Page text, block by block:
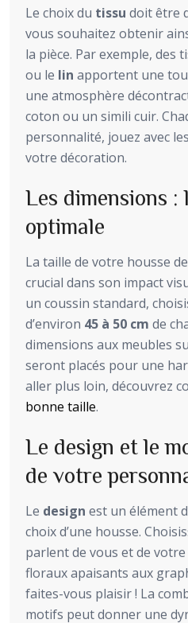
Le choix du tissu doit être
vous souhaitez obtenir
la pièce. Par exemple, des
ou le lin apportent une
une atmosphère
coton ou un simili cuir.
personnalité, jouez avec
votre décoration.
Les dimensions :
optimale
La taille de votre housse
crucial dans son impact
un coussin standard,
d’environ 45 à 50 cm de
dimensions aux meubles
seront placés pour une
aller plus loin, découvrez
bonne taille.
Le design et le
de votre
Le design est un élément
choix d’une housse.
parlent de vous et de
floraux apaisants aux
faites-vous plaisir ! La
motifs peut donner une